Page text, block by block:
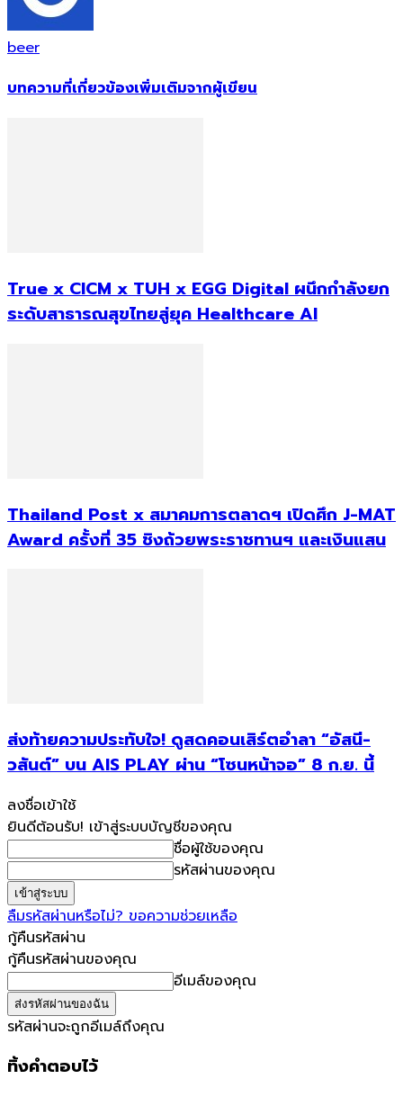
beer
บทความที่เกี่ยวข้องเพิ่มเติมจากผู้เขียน
True x CICM x TUH x EGG Digital ผนึกกำลังยก
ระดับสาธารณสุขไทยสู่ยุค Healthcare AI
Thailand Post x สมาคมการตลาดฯ เปิดศึก J-MAT
Award ครั้งที่ 35 ชิงถ้วยพระราชทานฯ และเงินแสน
ส่งท้ายความประทับใจ! ดูสดคอนเสิร์ตอำลา “อัสนี-
วสันต์” บน AIS PLAY ผ่าน “โซนหน้าจอ” 8 ก.ย. นี้
ลงชื่อเข้าใช้
ยินดีต้อนรับ! เข้าสู่ระบบบัญชีของคุณ
ชื่อผู้ใช้ของคุณ
รหัสผ่านของคุณ
ลืมรหัสผ่านหรือไม่? ขอความช่วยเหลือ
กู้คืนรหัสผ่าน
กู้คืนรหัสผ่านของคุณ
อีเมล์ของคุณ
รหัสผ่านจะถูกอีเมล์ถึงคุณ
ทิ้งคำตอบไว้